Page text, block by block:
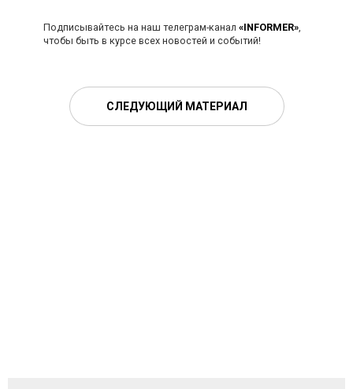
Подписывайтесь на наш телеграм-канал «INFORMER»,
чтобы быть в курсе всех новостей и событий!
СЛЕДУЮЩИЙ МАТЕРИАЛ